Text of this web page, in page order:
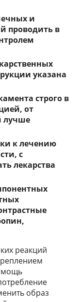
и
проводить в
указана
строго в
от
лучше
к лечению
с
лекарства
реакций
образ